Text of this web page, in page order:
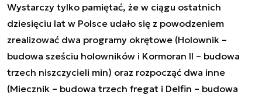
Wystarczy tylko pamiętać, że w ciągu ostatnich
dziesięciu lat w Polsce udało się z powodzeniem
zrealizować dwa programy okrętowe (Holownik –
budowa sześciu holowników i Kormoran II – budowa
trzech niszczycieli min) oraz rozpocząć dwa inne
(Miecznik – budowa trzech fregat i Delfin – budowa